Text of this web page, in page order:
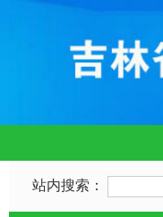
站内搜索：